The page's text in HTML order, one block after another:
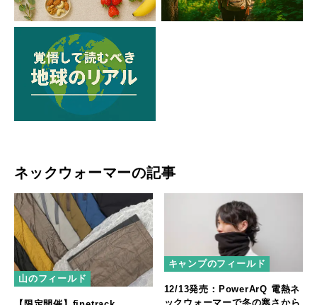
ネックウォーマーの記事
山のフィールド
キャンプのフィールド
12/13発売：PowerArQ 電熱ネ
ックウォーマーで冬の寒さから